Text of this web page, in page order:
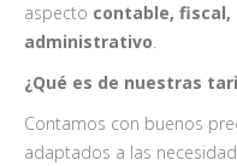
aspecto contable,
administrativo.
¿Qué es de nuestras
Contamos con buenos
adaptados a las